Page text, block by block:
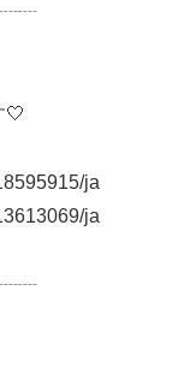
🤍
ja
ja